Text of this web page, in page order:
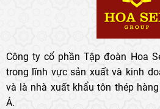
Công ty cổ phần Tập đoàn Hoa
trong lĩnh vực sản xuất và kinh
và là nhà xuất khẩu tôn thép
Á.